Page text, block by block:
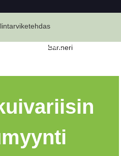
RIISI